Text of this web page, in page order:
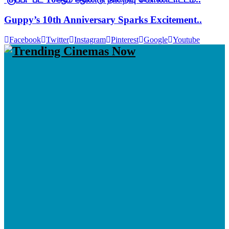
Guppy’s 10th Anniversary Sparks Excitement..
Facebook Twitter Instagram Pinterest Google Youtube